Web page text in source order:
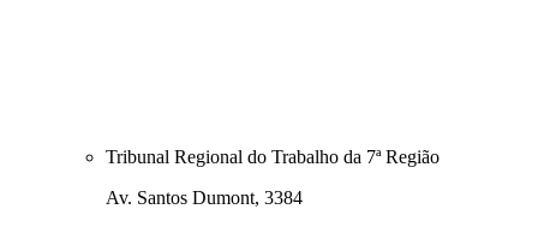
Tribunal Regional do Trabalho da 7ª Região
Av. Santos Dumont, 3384